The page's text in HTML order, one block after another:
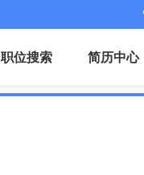
职位搜索 简历中心